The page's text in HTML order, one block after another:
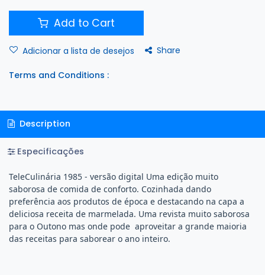
Add to Cart
Adicionar a lista de desejos Share
Terms and Conditions :
Description
Especificações
TeleCulinária 1985 - versão digital Uma edição muito
saborosa de comida de conforto. Cozinhada dando
preferência aos produtos de época e destacando na capa a
deliciosa receita de marmelada. Uma revista muito saborosa
para o Outono mas onde pode aproveitar a grande maioria
das receitas para saborear o ano inteiro.